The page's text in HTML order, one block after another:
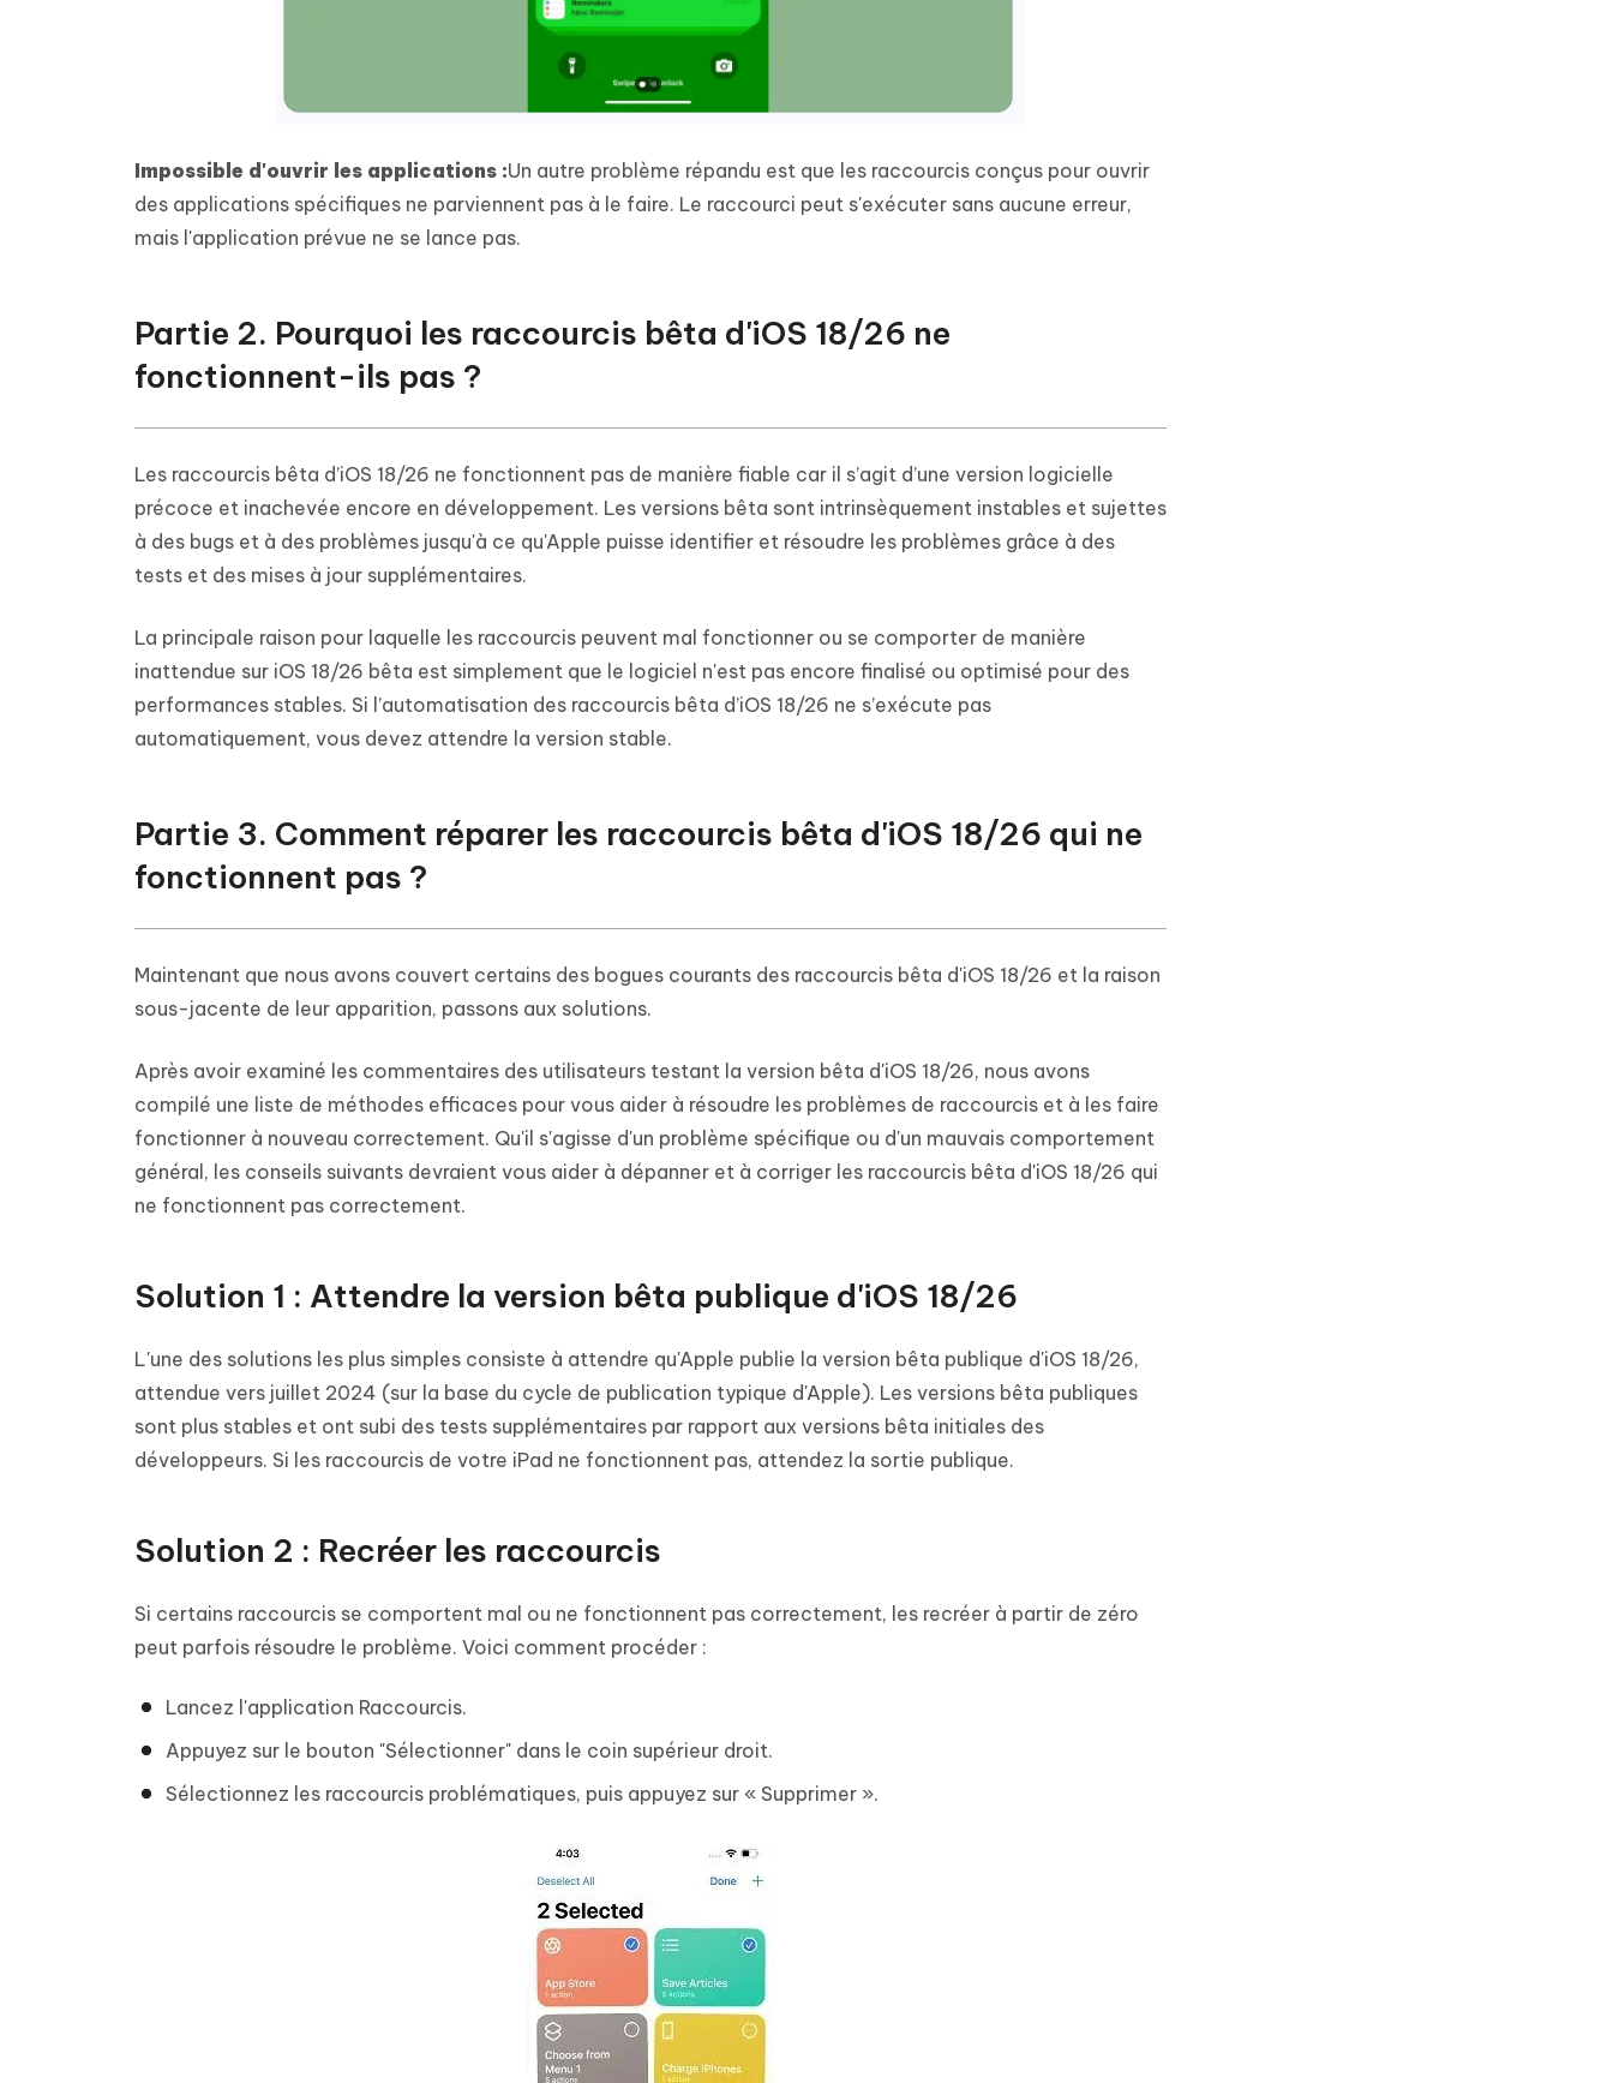
Impossible d'ouvrir les applications :Un autre problème répandu est que les raccourcis conçus pour ouvrir
des applications spécifiques ne parviennent pas à le faire. Le raccourci peut s'exécuter sans aucune erreur,
mais l'application prévue ne se lance pas.
Partie 2. Pourquoi les raccourcis bêta d'iOS 18/26 ne
fonctionnent-ils pas ?
Les raccourcis bêta d’iOS 18/26 ne fonctionnent pas de manière fiable car il s’agit d’une version logicielle
précoce et inachevée encore en développement. Les versions bêta sont intrinsèquement instables et sujettes
à des bugs et à des problèmes jusqu'à ce qu'Apple puisse identifier et résoudre les problèmes grâce à des
tests et des mises à jour supplémentaires.
La principale raison pour laquelle les raccourcis peuvent mal fonctionner ou se comporter de manière
inattendue sur iOS 18/26 bêta est simplement que le logiciel n'est pas encore finalisé ou optimisé pour des
performances stables. Si l’automatisation des raccourcis bêta d’iOS 18/26 ne s’exécute pas
automatiquement, vous devez attendre la version stable.
Partie 3. Comment réparer les raccourcis bêta d'iOS 18/26 qui ne
fonctionnent pas ?
Maintenant que nous avons couvert certains des bogues courants des raccourcis bêta d'iOS 18/26 et la raison
sous-jacente de leur apparition, passons aux solutions.
Après avoir examiné les commentaires des utilisateurs testant la version bêta d'iOS 18/26, nous avons
compilé une liste de méthodes efficaces pour vous aider à résoudre les problèmes de raccourcis et à les faire
fonctionner à nouveau correctement. Qu'il s'agisse d'un problème spécifique ou d'un mauvais comportement
général, les conseils suivants devraient vous aider à dépanner et à corriger les raccourcis bêta d'iOS 18/26 qui
ne fonctionnent pas correctement.
Solution 1 : Attendre la version bêta publique d'iOS 18/26
L'une des solutions les plus simples consiste à attendre qu'Apple publie la version bêta publique d'iOS 18/26,
attendue vers juillet 2024 (sur la base du cycle de publication typique d'Apple). Les versions bêta publiques
sont plus stables et ont subi des tests supplémentaires par rapport aux versions bêta initiales des
développeurs. Si les raccourcis de votre iPad ne fonctionnent pas, attendez la sortie publique.
Solution 2 : Recréer les raccourcis
Si certains raccourcis se comportent mal ou ne fonctionnent pas correctement, les recréer à partir de zéro
peut parfois résoudre le problème. Voici comment procéder :
Lancez l'application Raccourcis.
Appuyez sur le bouton "Sélectionner" dans le coin supérieur droit.
Sélectionnez les raccourcis problématiques, puis appuyez sur « Supprimer ».